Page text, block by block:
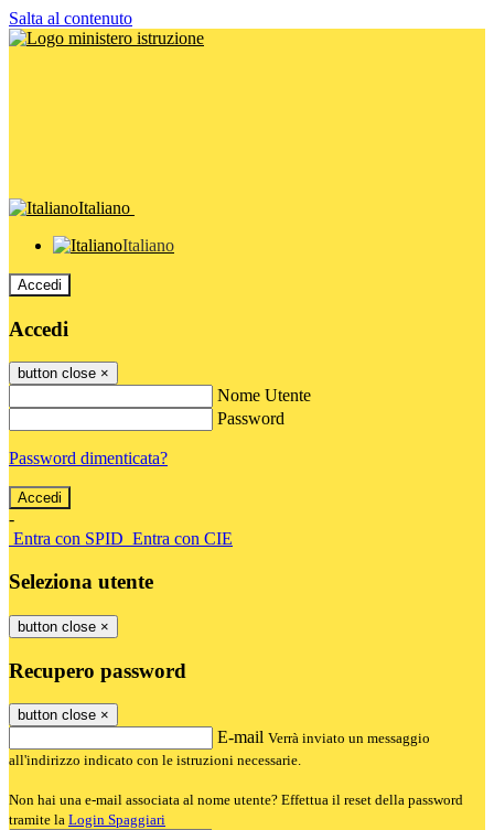
Salta al contenuto
Italiano
Italiano
Accedi
Accedi
button close ×
Nome Utente
Password
Password dimenticata?
-
Entra con SPID Entra con CIE
Seleziona utente
button close ×
Recupero password
button close ×
E-mail Verrà inviato un messaggio
all'indirizzo indicato con le istruzioni necessarie.
Non hai una e-mail associata al nome utente? Effettua il reset della password
tramite la Login Spaggiari